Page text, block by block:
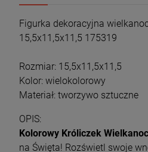
Figurka dekoracyjna
15,5x11,5x11,5 175319
Rozmiar: 15,5x11,5x11,5
Kolor: wielokolorowy
Materiał: tworzywo sztuczne
OPIS:
Kolorowy Króliczek
na Święta! Rozświetl swoje